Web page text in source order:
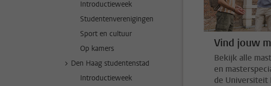
Introductieweek
Studentenverenigingen
Sport en cultuur
Op kamers
Den Haag studentenstad
Introductieweek
Vind jouw
Bekijk alle
en
de Universiteit